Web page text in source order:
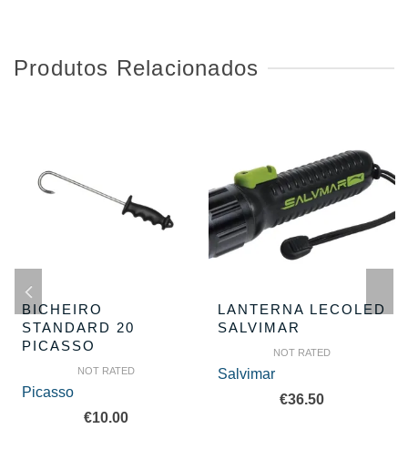
Produtos Relacionados
BICHEIRO
STANDARD 20
PICASSO
NOT RATED
Picasso
€10.00
LANTERNA LECOLED
SALVIMAR
NOT RATED
Salvimar
€36.50